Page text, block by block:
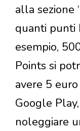
alla sezione
quanti punti
esempio,
Points si
avere 5
Google
noleggiare